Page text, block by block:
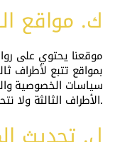
ك. مواقع
موقعنا يحتوي على
بمواقع تتبع لأطراف
سياسات الخصوصية
الأطراف الثالثة ولا نتحمل مسؤولية أفعالها.